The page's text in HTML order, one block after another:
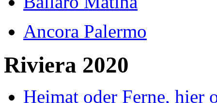
Ancora Palermo
Riviera 2020
Heimat oder Ferne, hier